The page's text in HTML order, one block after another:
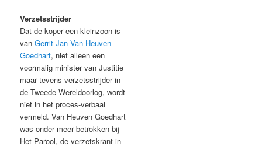
Verzetsstrijder
Dat de koper een kleinzoon is
vanGerrit Jan Van Heuven
Goedhart, niet alleen een
voormalig minister van Justitie
maar tevens verzetsstrijder in
de Tweede Wereldoorlog, wordt
niet in het proces-verbaal
vermeld. Van Heuven Goedhart
was onder meer betrokken bij
Het Parool, de verzetskrant in